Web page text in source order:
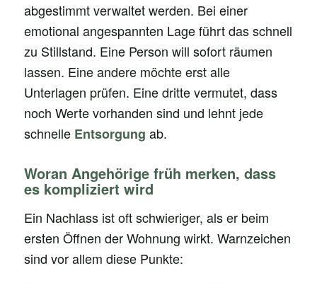
abgestimmt verwaltet werden. Bei einer
emotional angespannten Lage führt das schnell
zu Stillstand. Eine Person will sofort räumen
lassen. Eine andere möchte erst alle
Unterlagen prüfen. Eine dritte vermutet, dass
noch Werte vorhanden sind und lehnt jede
schnelle Entsorgung ab.
Woran Angehörige früh merken, dass
es kompliziert wird
Ein Nachlass ist oft schwieriger, als er beim
ersten Öffnen der Wohnung wirkt. Warnzeichen
sind vor allem diese Punkte: